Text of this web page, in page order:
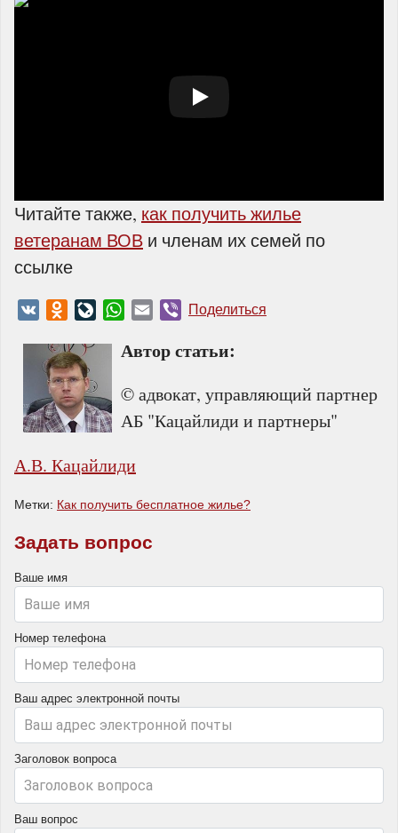
Читайте также, как получить жилье
ветеранам ВОВ и членам их семей по
ссылке
VK Odnoklassniki
LiveJournal
WhatsApp
Email Viber
Поделиться
Автор статьи:
© адвокат, управляющий партнер
АБ "Кацайлиди и партнеры"
А.В. Кацайлиди
Метки: Как получить бесплатное жилье?
Задать вопрос
Ваше имя
Номер телефона
Ваш адрес электронной почты
Заголовок вопроса
Ваш вопрос